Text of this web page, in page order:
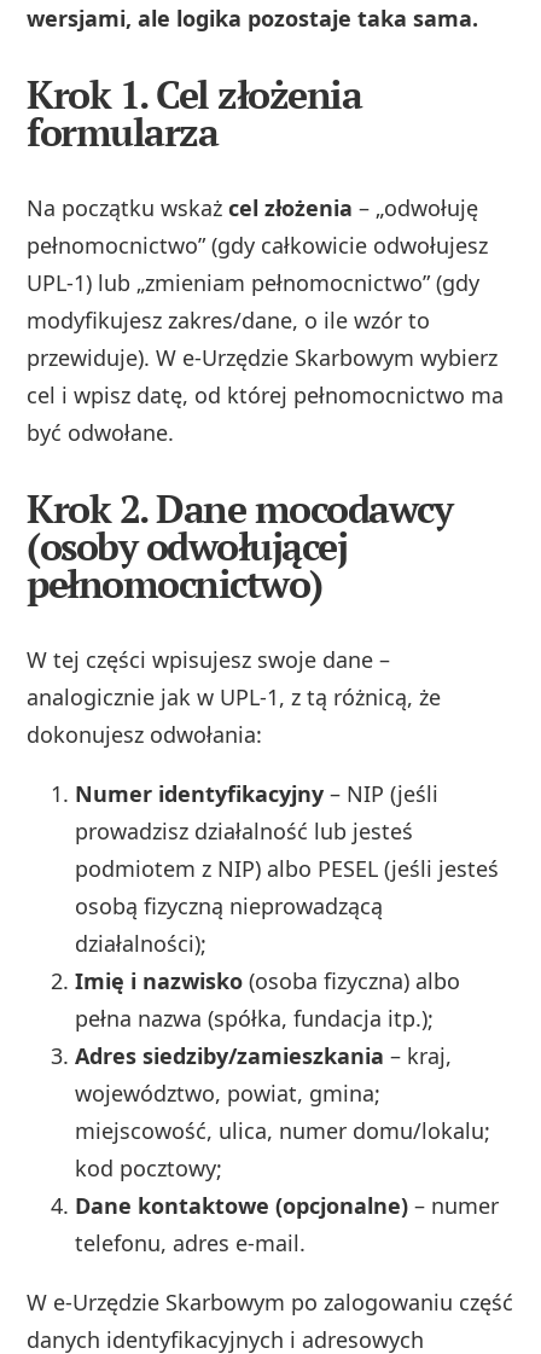
wersjami, ale logika pozostaje taka sama.
Krok 1. Cel złożenia
formularza
Na początku wskażcel złożenia – „odwołuję
pełnomocnictwo” (gdy całkowicie odwołujesz
UPL‑1) lub „zmieniam pełnomocnictwo” (gdy
modyfikujesz zakres/dane, o ile wzór to
przewiduje). W e‑Urzędzie Skarbowym wybierz
cel i wpisz datę, od której pełnomocnictwo ma
być odwołane.
Krok 2. Dane mocodawcy
(osoby odwołującej
pełnomocnictwo)
W tej części wpisujesz swoje dane –
analogicznie jak w UPL‑1, z tą różnicą, że
dokonujesz odwołania:
Numer identyfikacyjny – NIP (jeśli
prowadzisz działalność lub jesteś
podmiotem z NIP) albo PESEL (jeśli jesteś
osobą fizyczną nieprowadzącą
działalności);
Imię i nazwisko (osoba fizyczna) albo
pełna nazwa (spółka, fundacja itp.);
Adres siedziby/zamieszkania – kraj,
województwo, powiat, gmina;
miejscowość, ulica, numer domu/lokalu;
kod pocztowy;
Dane kontaktowe (opcjonalne) – numer
telefonu, adres e‑mail.
W e‑Urzędzie Skarbowym po zalogowaniu część
danych identyfikacyjnych i adresowych